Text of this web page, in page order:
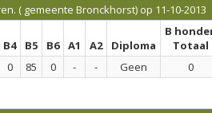
( gemeente Bronckhorst) op 11-10-2013
B4 B5 B6 A1 A2 Diploma
B
Totaal
0 85 0 - - Geen 0